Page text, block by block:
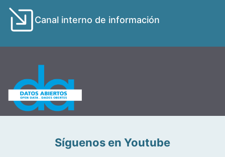
Canal interno de información
Síguenos en Youtube